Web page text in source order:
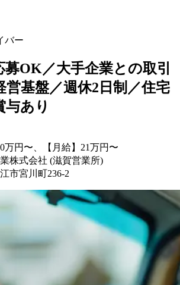
バー
OK／大手企業との取引
営基盤／週休2日制／住宅
与あり
万円〜、【月給】21万円〜
株式会社 (滋賀営業所)
市宮川町236-2